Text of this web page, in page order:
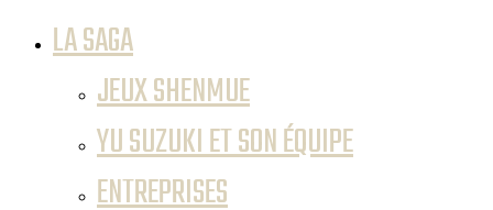
LA SAGA
JEUX SHENMUE
YU SUZUKI ET SON ÉQUIPE
ENTREPRISES